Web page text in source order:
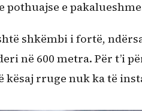
pothuajse e
shkëmbi i fortë,
në 600 metra. Për t’i
kësaj rruge nuk ka të